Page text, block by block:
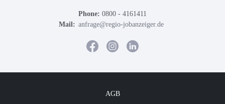
Phone: 0800 - 4161411
Mail: anfrage@regio-jobanzeiger.de
AGB